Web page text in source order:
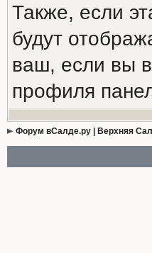
Также, если
будут
ваш, если вы
профиля
Форум вСалде.ру | Верхняя